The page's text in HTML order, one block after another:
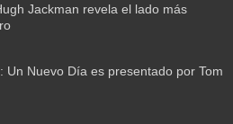
Jackman revela el lado más
Un Nuevo Día es presentado por Tom